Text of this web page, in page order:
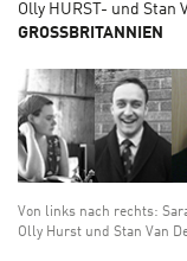
Olly HURST- und Stan
GROSSBRITANNIEN
Von links nach rechts:
Olly Hurst und Stan Van